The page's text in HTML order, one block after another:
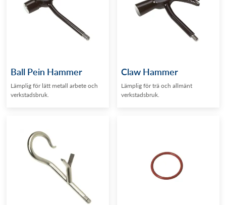
Ball Pein Hammer
Lämplig för lätt metall arbete och
verkstadsbruk.
Claw Hammer
Lämplig för trä och allmänt
verkstadsbruk.